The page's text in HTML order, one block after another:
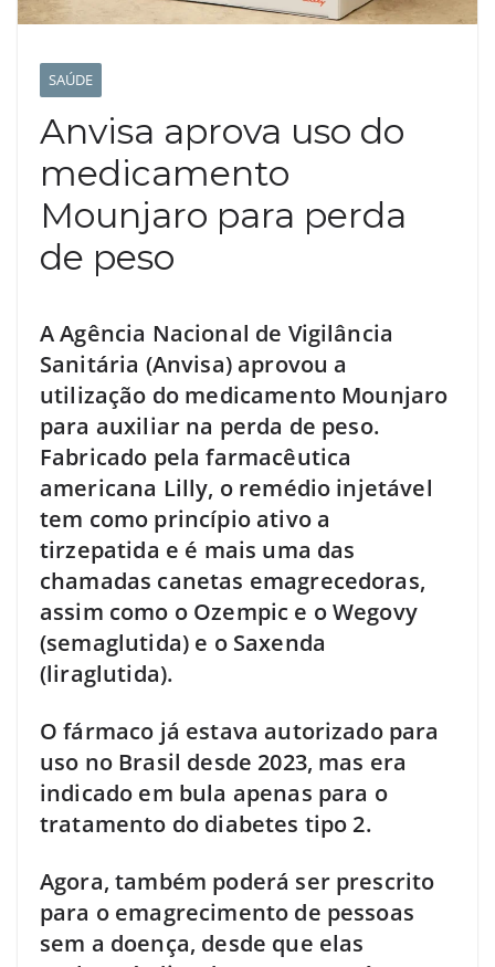
SAÚDE
Anvisa aprova uso do
medicamento
Mounjaro para perda
de peso
A Agência Nacional de Vigilância
Sanitária (Anvisa) aprovou a
utilização do medicamento Mounjaro
para auxiliar na perda de peso.
Fabricado pela farmacêutica
americana Lilly, o remédio injetável
tem como princípio ativo a
tirzepatida e é mais uma das
chamadas canetas emagrecedoras,
assim como o Ozempic e o Wegovy
(semaglutida) e o Saxenda
(liraglutida).
O fármaco já estava autorizado para
uso no Brasil desde 2023, mas era
indicado em bula apenas para o
tratamento do diabetes tipo 2.
Agora, também poderá ser prescrito
para o emagrecimento de pessoas
sem a doença, desde que elas